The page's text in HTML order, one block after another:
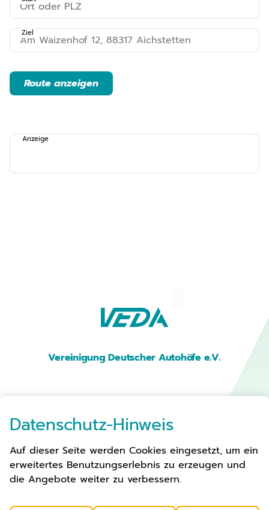
Datenschutz-Hinweis
Auf dieser Seite werden Cookies eingesetzt, um ein
erweitertes Benutzungserlebnis zu erzeugen und
die Angebote weiter zu verbessern.
Ziel
Route anzeigen
Anzeige
Vereinigung Deutscher Autohöfe e.V.
Premium Parken
Autohöfe
Verbandsarbeit
Aktuelles